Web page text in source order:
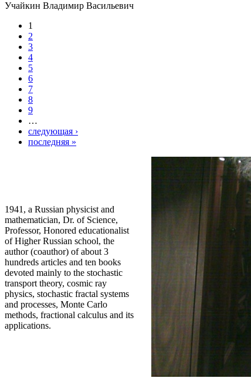
Учайкин Владимир Васильевич
1
2
3
4
5
6
7
8
9
…
следующая ›
последняя »
1941, a Russian physicist and
mathematician, Dr. of Science,
Professor, Honored educationalist
of Higher Russian school, the
author (coauthor) of about 3
hundreds articles and ten books
devoted mainly to the stochastic
transport theory, cosmic ray
physics, stochastic fractal systems
and processes, Monte Carlo
methods, fractional calculus and its
applications.